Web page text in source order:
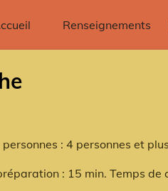
Renseignements
: 4 personnes et plus
: 15 min. Temps de